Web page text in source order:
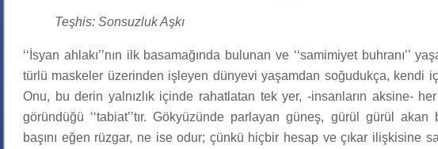
Teşhis: Sonsuzluk Aşkı
‘‘İsyan ahlakı’’nın ilk basamağında bulunan ve ‘‘samimiyet buhranı’’
türlü maskeler üzerinden işleyen dünyevi yaşamdan soğudukça, kendi
Onu, bu derin yalnızlık içinde rahatlatan tek yer, -insanların aksine-
göründüğü ‘‘tabiat’’tır. Gökyüzünde parlayan güneş, gürül gürül akan
başını eğen rüzgar, ne ise odur; çünkü hiçbir hesap ve çıkar ilişkisine